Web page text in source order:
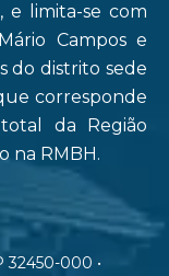
e limita-se com
Campos e
do distrito sede
corresponde
da Região
na RMBH.
32450-000 •